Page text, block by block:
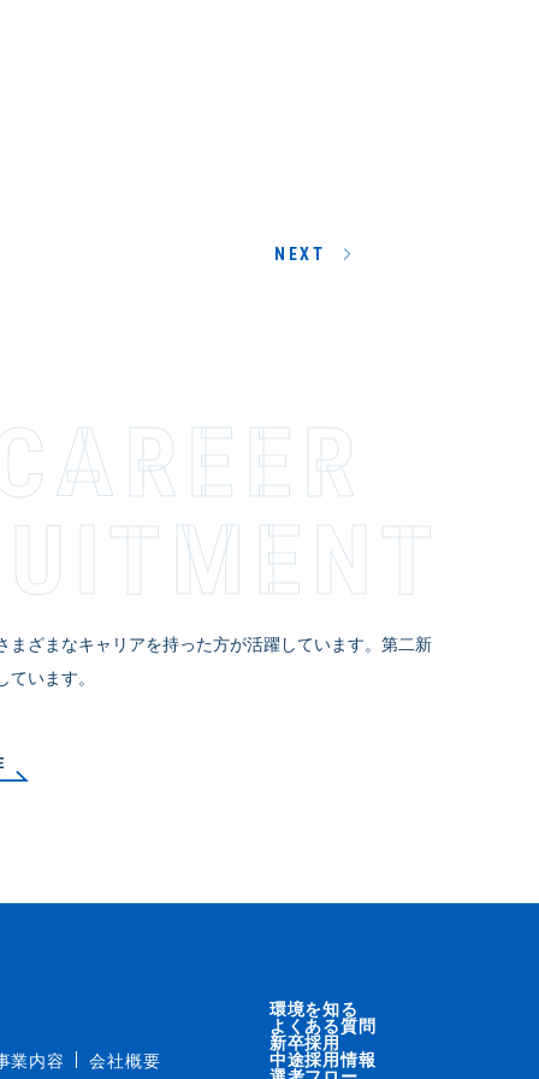
NEXT
まざまなキャリアを持った方が活躍しています。第二新
います。
業内容 会社概要
環境を知る
よくある質問
新卒採用
中途採用情報